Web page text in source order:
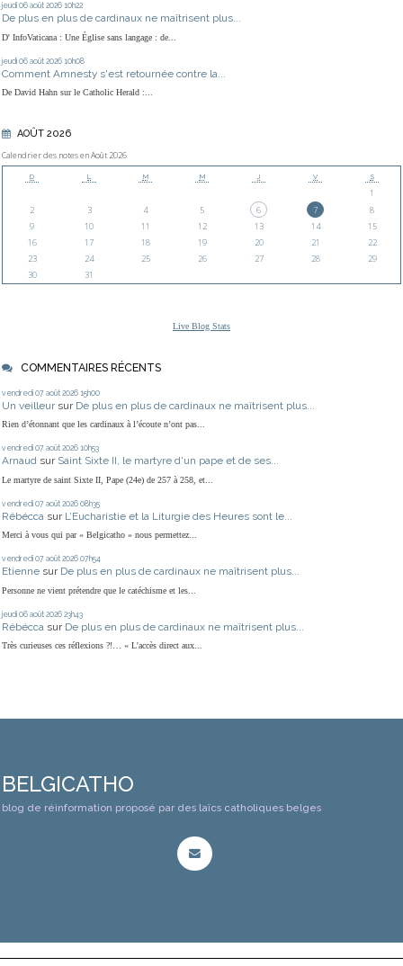
jeudi 06 août 2026 10h22
De plus en plus de cardinaux ne maîtrisent plus...
D' InfoVaticana : Une Église sans langage : de...
jeudi 06 août 2026 10h08
Comment Amnesty s'est retournée contre la...
De David Hahn sur le Catholic Herald :...
AOÛT 2026
Calendrier des notes en Août 2026
D L M M J V S
1
2
3 4 5 6 7
8
9
10 11 12 13 14
15
16
17 18 19 20 21
22
23
24 25 26 27 28
29
30
31
Live Blog Stats
COMMENTAIRES RÉCENTS
vendredi 07 août 2026 15h00
Un veilleur sur De plus en plus de cardinaux ne maîtrisent plus...
Rien d’étonnant que les cardinaux à l’écoute n’ont pas...
vendredi 07 août 2026 10h53
Arnaud sur Saint Sixte II, le martyre d'un pape et de ses...
Le martyre de saint Sixte II, Pape (24e) de 257 à 258, et...
vendredi 07 août 2026 08h35
Rébécca sur L’Eucharistie et la Liturgie des Heures sont le...
Merci à vous qui par « Belgicatho » nous permettez...
vendredi 07 août 2026 07h54
Etienne sur De plus en plus de cardinaux ne maîtrisent plus...
Personne ne vient prétendre que le catéchisme et les...
jeudi 06 août 2026 23h43
Rébécca sur De plus en plus de cardinaux ne maîtrisent plus...
Très curieuses ces réflexions ?!… « L'accès direct aux...
BELGICATHO
blog de réinformation proposé par des laïcs catholiques belges